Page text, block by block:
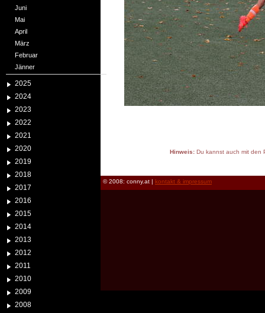
Juni
Mai
April
März
Februar
Jänner
2025
2024
2023
2022
2021
2020
2019
2018
2017
2016
2015
2014
2013
2012
2011
2010
2009
2008
Hinweis:Du kannst auch mit den
© 2008: conny.at | kontakt & impressum